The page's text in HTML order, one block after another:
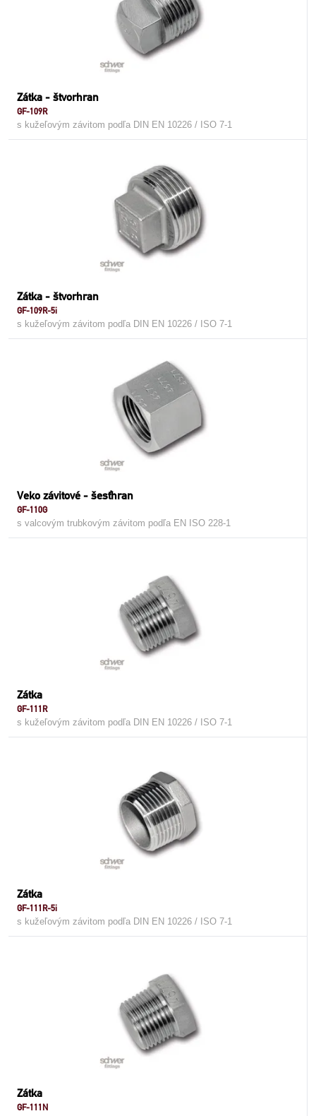
Zátka - štvorhran
GF-109R
s kužeľovým závitom podľa DIN EN 10226 / ISO 7-1
Zátka - štvorhran
GF-109R-5i
s kužeľovým závitom podľa DIN EN 10226 / ISO 7-1
Veko závitové - šesťhran
GF-110G
s valcovým trubkovým závitom podľa EN ISO 228-1
Zátka
GF-111R
s kužeľovým závitom podľa DIN EN 10226 / ISO 7-1
Zátka
GF-111R-5i
s kužeľovým závitom podľa DIN EN 10226 / ISO 7-1
Zátka
GF-111N